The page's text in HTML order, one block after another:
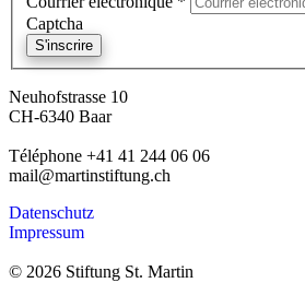
Captcha
S'inscrire
Neuhofstrasse 10
CH-6340 Baar
Téléphone +41 41 244 06 06
mail@martinstiftung.ch
Datenschutz
Impressum
© 2026 Stiftung St. Martin